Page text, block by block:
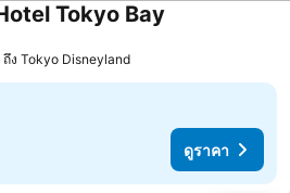
Tokyo Bay
ถึง Tokyo Disneyland
ดูราคา